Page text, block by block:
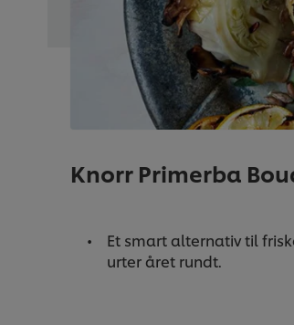
Knorr Primerba
Et smart alternativ til
urter året rundt.